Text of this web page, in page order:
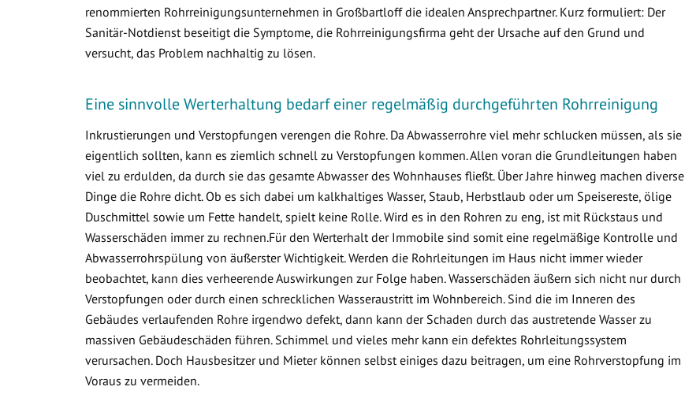
renommierten Rohrreinigungsunternehmen in Großbartloff die idealen Ansprechpartner. Kurz formuliert: Der
Sanitär-Notdienst beseitigt die Symptome, die Rohrreinigungsfirma geht der Ursache auf den Grund und
versucht, das Problem nachhaltig zu lösen.
Eine sinnvolle Werterhaltung bedarf einer regelmäßig durchgeführten Rohrreinigung
Inkrustierungen und Verstopfungen verengen die Rohre. Da Abwasserrohre viel mehr schlucken müssen, als sie
eigentlich sollten, kann es ziemlich schnell zu Verstopfungen kommen. Allen voran die Grundleitungen haben
viel zu erdulden, da durch sie das gesamte Abwasser des Wohnhauses fließt. Über Jahre hinweg machen diverse
Dinge die Rohre dicht. Ob es sich dabei um kalkhaltiges Wasser, Staub, Herbstlaub oder um Speisereste, ölige
Duschmittel sowie um Fette handelt, spielt keine Rolle. Wird es in den Rohren zu eng, ist mit Rückstaus und
Wasserschäden immer zu rechnen.Für den Werterhalt der Immobile sind somit eine regelmäßige Kontrolle und
Abwasserrohrspülung von äußerster Wichtigkeit. Werden die Rohrleitungen im Haus nicht immer wieder
beobachtet, kann dies verheerende Auswirkungen zur Folge haben. Wasserschäden äußern sich nicht nur durch
Verstopfungen oder durch einen schrecklichen Wasseraustritt im Wohnbereich. Sind die im Inneren des
Gebäudes verlaufenden Rohre irgendwo defekt, dann kann der Schaden durch das austretende Wasser zu
massiven Gebäudeschäden führen. Schimmel und vieles mehr kann ein defektes Rohrleitungssystem
verursachen. Doch Hausbesitzer und Mieter können selbst einiges dazu beitragen, um eine Rohrverstopfung im
Voraus zu vermeiden.